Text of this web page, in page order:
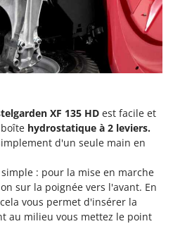
pour Feuilles
à dos
pour tracteur
tracteur
thermiques
XF 135 HD est facile et
hydrostatique à 2 leviers.
d'un seule main en
: pour la mise en marche
sur la poignée vers l'avant. En
vous permet d'insérer la
au milieu vous mettez le point